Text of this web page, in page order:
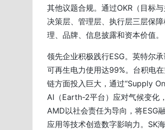
其他议题合规。通过OKR（目标
决策层、管理层、执行层三层保
理、品牌、信息披露和资本价值。
领先企业积极践行ESG。英特尔
可再生电力使用达99%。台积电
链方面投入巨大，通过“Supply
AI（Earth-2平台）应对气候变化
AMD以社会责任为导向，将ESG
应用等技术创造数字影响力。SK